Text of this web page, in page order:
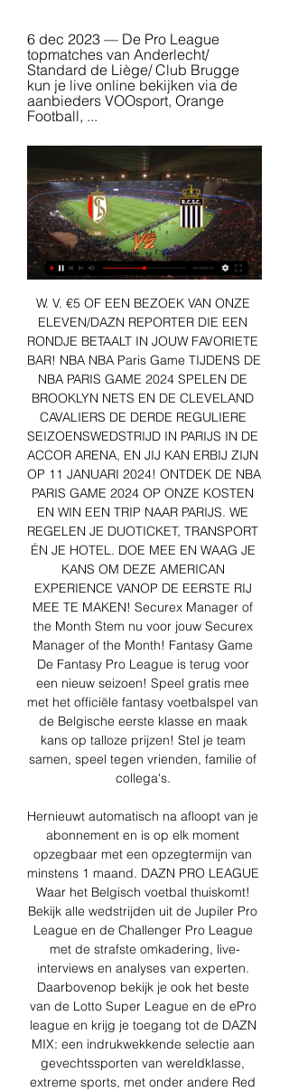
6 dec 2023 — De Pro League
topmatches van Anderlecht/
Standard de Liège/ Club Brugge
kun je live online bekijken via de
aanbieders VOOsport, Orange
Football, ...
W. V. €5 OF EEN BEZOEK VAN ONZE
ELEVEN/DAZN REPORTER DIE EEN
RONDJE BETAALT IN JOUW FAVORIETE
BAR! NBA NBA Paris Game TIJDENS DE
NBA PARIS GAME 2024 SPELEN DE
BROOKLYN NETS EN DE CLEVELAND
CAVALIERS DE DERDE REGULIERE
SEIZOENSWEDSTRIJD IN PARIJS IN DE
ACCOR ARENA, EN JIJ KAN ERBIJ ZIJN
OP 11 JANUARI 2024! ONTDEK DE NBA
PARIS GAME 2024 OP ONZE KOSTEN
EN WIN EEN TRIP NAAR PARIJS. WE
REGELEN JE DUOTICKET, TRANSPORT
ÉN JE HOTEL. DOE MEE EN WAAG JE
KANS OM DEZE AMERICAN
EXPERIENCE VANOP DE EERSTE RIJ
MEE TE MAKEN! Securex Manager of
the Month Stem nu voor jouw Securex
Manager of the Month! Fantasy Game
De Fantasy Pro League is terug voor
een nieuw seizoen! Speel gratis mee
met het officiële fantasy voetbalspel van
de Belgische eerste klasse en maak
kans op talloze prijzen! Stel je team
samen, speel tegen vrienden, familie of
collega's.
Hernieuwt automatisch na afloopt van je
abonnement en is op elk moment
opzegbaar met een opzegtermijn van
minstens 1 maand. DAZN PRO LEAGUE
Waar het Belgisch voetbal thuiskomt!
Bekijk alle wedstrijden uit de Jupiler Pro
League en de Challenger Pro League
met de strafste omkadering, live-
interviews en analyses van experten.
Daarbovenop bekijk je ook het beste
van de Lotto Super League en de ePro
league en krijg je toegang tot de DAZN
MIX: een indrukwekkende selectie aan
gevechtssporten van wereldklasse,
extreme sports, met onder andere Red